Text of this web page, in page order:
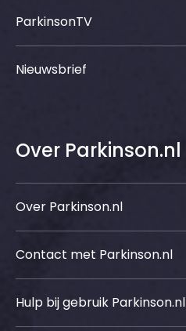
ParkinsonTV
Nieuwsbrief
Over Parkinson.nl
Over Parkinson.nl
Contact met Parkinson.nl
Hulp bij gebruik Parkinson.nl